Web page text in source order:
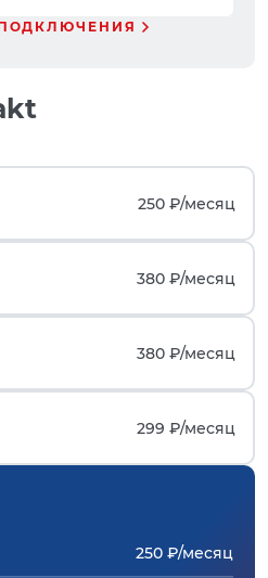
250 ₽/месяц
380 ₽/месяц
380 ₽/месяц
299 ₽/месяц
250 ₽/месяц